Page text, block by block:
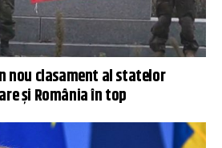
nou clasament al statelor
și România în top